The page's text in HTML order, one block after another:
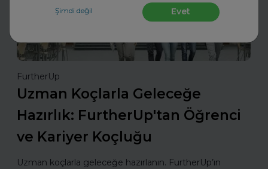
Şimdi değil Evet
FurtherUp
Uzman Koçlarla Geleceğe
Hazırlık: FurtherUp'tan Öğrenci
ve Kariyer Koçluğu
Uzman koçlarla geleceğe hazırlanın. FurtherUp’ın